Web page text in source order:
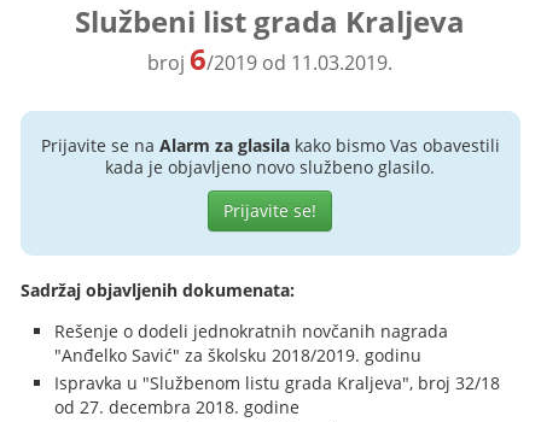
Službeni list grada Kraljeva
broj6/2019 od 11.03.2019.
Prijavite se na Alarm za glasilakako bismo Vas obavestili
kada je objavljeno novo službeno glasilo.
Prijavite se!
Sadržaj objavljenih dokumenata:
Rešenje o dodeli jednokratnih novčanih nagrada
"Anđelko Savić" za školsku 2018/2019. godinu
Ispravka u "Službenom listu grada Kraljeva", broj 32/18
od 27. decembra 2018. godine